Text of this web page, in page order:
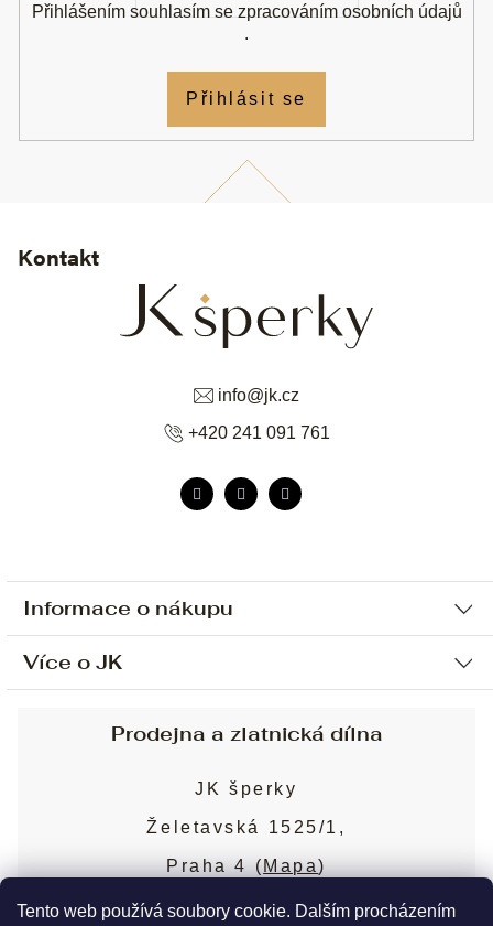
Tento web používá soubory cookie. Dalším procházením
Informace o nákupu
Ochrana osobních údajů
Sjednání osobní schůzky
Obchodní podmínky
Puncovní značky
Více o JK
Blog
Nejčastější dotazy
Kontakt
info@jk.cz
+420 241 091 761
Přihlášením souhlasím se zpracováním osobních údajů
.
Přihlásit se
Prodejna a zlatnická dílna
JK šperky
Želetavská 1525/1,
Praha 4 ( Mapa)
Více o prodejně